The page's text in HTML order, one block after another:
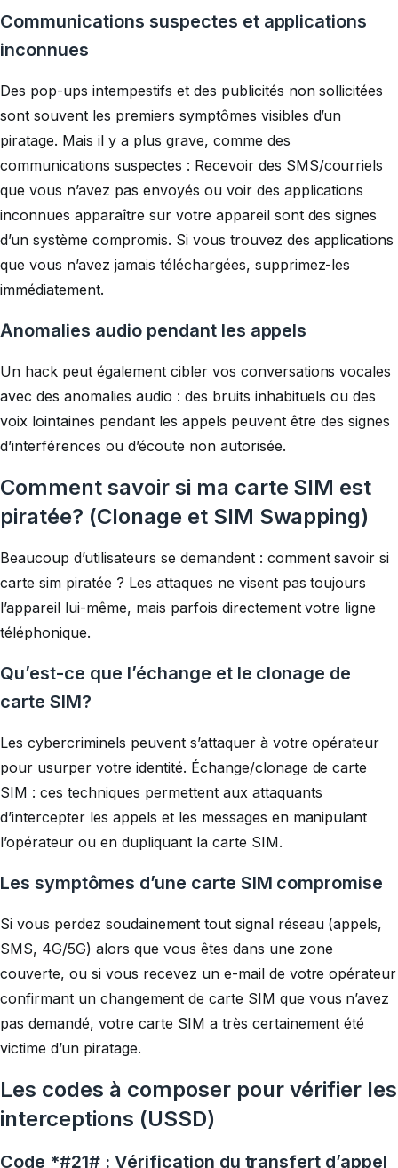
Communications suspectes et applications
inconnues
Des pop-ups intempestifs et des publicités non sollicitées
sont souvent les premiers symptômes visibles d’un
piratage. Mais il y a plus grave, comme des
communications suspectes : Recevoir des SMS/courriels
que vous n’avez pas envoyés ou voir des applications
inconnues apparaître sur votre appareil sont des signes
d’un système compromis. Si vous trouvez des applications
que vous n’avez jamais téléchargées, supprimez-les
immédiatement.
Anomalies audio pendant les appels
Un hack peut également cibler vos conversations vocales
avec des anomalies audio : des bruits inhabituels ou des
voix lointaines pendant les appels peuvent être des signes
d’interférences ou d’écoute non autorisée.
Comment savoir si ma carte SIM est
piratée? (Clonage et SIM Swapping)
Beaucoup d’utilisateurs se demandent : comment savoir si
carte sim piratée ? Les attaques ne visent pas toujours
l’appareil lui-même, mais parfois directement votre ligne
téléphonique.
Qu’est-ce que l’échange et le clonage de
carte SIM?
Les cybercriminels peuvent s’attaquer à votre opérateur
pour usurper votre identité. Échange/clonage de carte
SIM : ces techniques permettent aux attaquants
d’intercepter les appels et les messages en manipulant
l’opérateur ou en dupliquant la carte SIM.
Les symptômes d’une carte SIM compromise
Si vous perdez soudainement tout signal réseau (appels,
SMS, 4G/5G) alors que vous êtes dans une zone
couverte, ou si vous recevez un e-mail de votre opérateur
confirmant un changement de carte SIM que vous n’avez
pas demandé, votre carte SIM a très certainement été
victime d’un piratage.
Les codes à composer pour vérifier les
interceptions (USSD)
Code *#21# : Vérification du transfert d’appel